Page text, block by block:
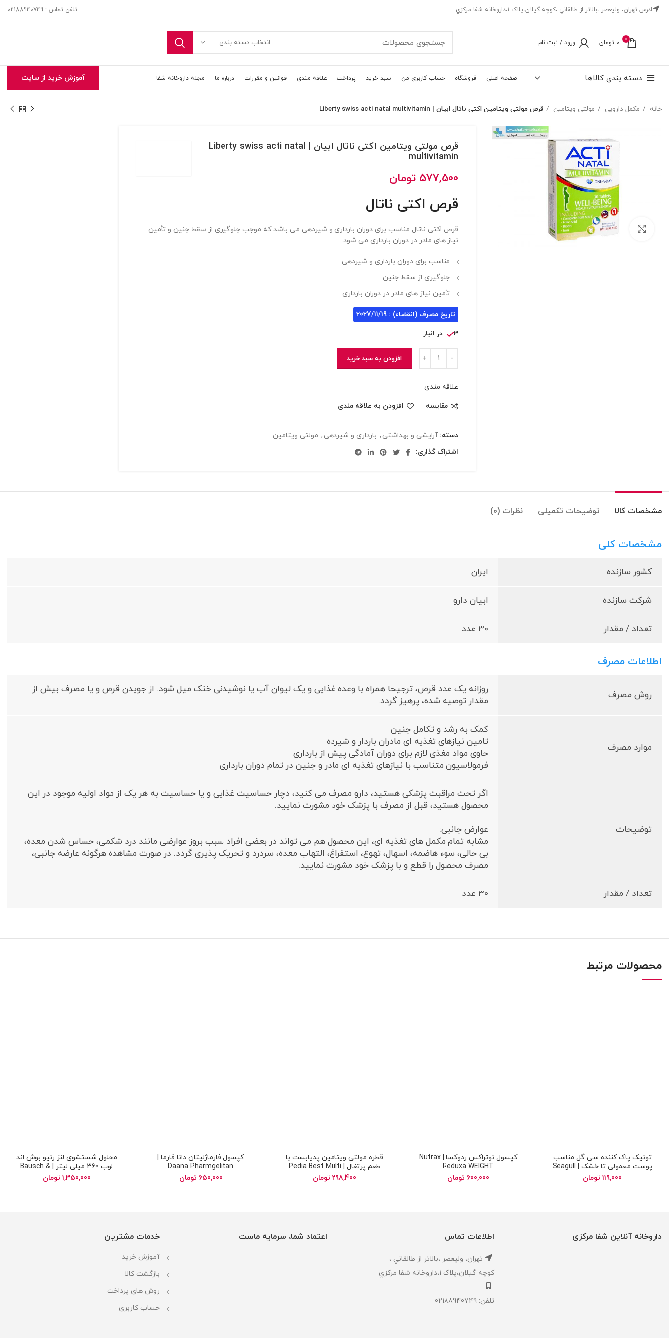
ادرس تهران، ‎وليعصر ،بالاتر از طالقاني ،كوچه گيلان،پلاک ۱،داروخانه شفا مركزي تلفن تماس : 02188940749
0
0 تومان ورود / ثبت نام انتخاب دسته بندی
دسته بندی کالاها صفحه اصلی فروشگاه حساب کاربری من سبد خرید پرداخت علاقه مندی قوانین و مقررات درباره ما مجله داروخانه شفا آموزش خرید از سایت
خانه مکمل دارویی مولتی ویتامین قرص مولتی ویتامین اکتی ناتال ابیان | Liberty swiss acti natal multivitamin
بزرگنمایی تصویر
قرص مولتی ویتامین اکتی ناتال ابیان | Liberty swiss acti natal
multivitamin
577,500 تومان
قرص اکتی ناتال
قرص اکتی ناتال مناسب برای دوران بارداری و شیردهی می باشد که موجب جلوگیری از سقط جنین و تأمین
نیاز های مادر در دوران بارداری می شود.
مناسب برای دوران بارداری و شیردهی
جلوگیری از سقط جنین
تأمین نیاز های مادر در دوران بارداری
تاریخ مصرف (انقضاء) : 2027/11/19
3 در انبار
افزودن به سبد خرید
علاقه مندی
مقایسه
افزودن به علاقه مندی
دسته: آرایشی و بهداشتی , بارداری و شیردهی , مولتی ویتامین
اشتراک گذاری:
مشخصات کالا توضیحات تکمیلی نظرات (0)
مشخصات کلی
کشور سازنده ایران
شرکت سازنده ابیان دارو
تعداد / مقدار 30 عدد
اطلاعات مصرف
روش مصرف
روزانه یک عدد قرص، ترجیحا همراه با وعده غذایی و یک لیوان آب یا نوشیدنی خنک میل شود. از جویدن قرص و یا مصرف بیش از
مقدار توصیه شده، پرهیز گردد.
موارد مصرف
کمک به رشد و تکامل جنین
تامین نیازهای تغذیه ای مادران باردار و شیرده
حاوی مواد مغذی لازم برای دوران آمادگی پیش از بارداری
فرمولاسیون متناسب با نیازهای تغذیه ای مادر و جنین در تمام دوران بارداری
توضیحات
اگر تحت مراقبت پزشکی هستید، دارو مصرف می کنید، دچار حساسیت غذایی و یا حساسیت به هر یک از مواد اولیه موجود در این
محصول هستید، قبل از مصرف با پزشک خود مشورت نمایید.
عوارض جانبی:
مشابه تمام مکمل های تغذیه ای، این محصول هم می تواند در بعضی افراد سبب بروز عوارضی مانند درد شکمی، حساس شدن معده،
بی حالی، سوء هاضمه، اسهال، تهوع، استفراغ، التهاب معده، سردرد و تحریک پذیری گردد. در صورت مشاهده هرگونه عارضه جانبی،
مصرف محصول را قطع و با پزشک خود مشورت نمایید.
تعداد / مقدار 30 عدد
محصولات مرتبط
تونیک پاک کننده سی گل مناسب
پوست معمولی تا خشک | Seagull
cleansing tonic skin dry and
normal
119,000 تومان
کپسول نوتراکس ردوکسا | Nutrax
Reduxa WEIGHT
600,000 تومان
قطره مولتی ویتامین پدیابست با
طعم پرتغال | Pedia Best Multi
Vitamin Drops
298,400 تومان
کپسول فارماژلیتان دانا فارما |
Daana Pharmgelitan
650,000 تومان
محلول شستشوی لنز رنیو بوش اند
لوب 360 میلی لیتر | Bausch &
Lomb ReNu MultiPlus Fresh
Solution
1,350,000 تومان
داروخانه آنلاین شفا مرکزی اطلاعات تماس
تهران، ‎وليعصر ،بالاتر از طالقاني ،
كوچه گيلان،پلاک ۱،داروخانه شفا مركزي
تلفن: 02188940749
اعتماد شما، سرمایه ماست خدمات مشتریان
آموزش خرید
بازگشت کالا
روش های پرداخت
حساب کاربری